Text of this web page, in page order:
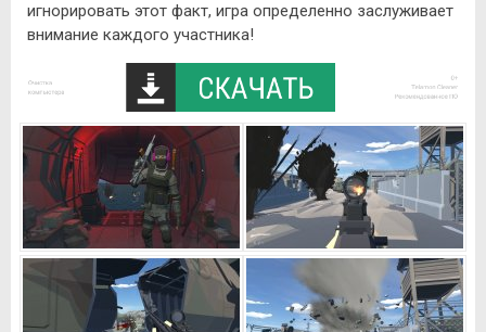
игнорировать этот факт, игра определенно заслуживает
внимание каждого участника!